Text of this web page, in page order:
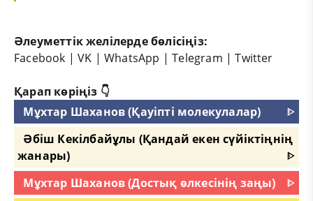
Әлеуметтік желілерде бөлісіңіз:
Facebook |VK |WhatsApp |Telegram |Twitter
Қарап көріңіз 👇
Мұхтар Шаханов (Қауіпті молекулалар)
ᐈ
Әбіш Кекілбайұлы (Қандай екен сүйіктіңнің
жанары)
ᐈ
Мұхтар Шаханов (Достық өлкесінің заңы)
ᐈ